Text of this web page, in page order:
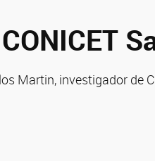
Martin, investigador de